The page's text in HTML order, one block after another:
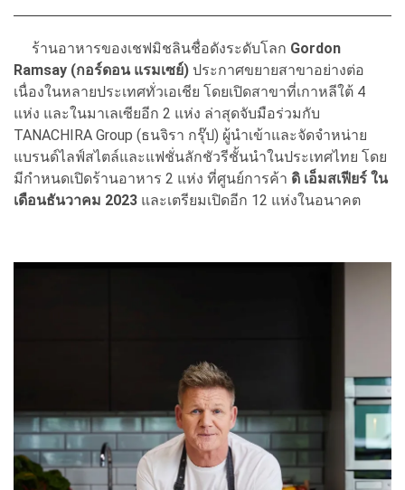
ร้านอาหารของเชฟมิชลินชื่อดังระดับโลก Gordon
Ramsay (กอร์ดอน แรมเซย์) ประกาศขยายสาขาอย่างต่อ
เนื่องในหลายประเทศทั่วเอเชีย โดยเปิดสาขาที่เกาหลีใต้ 4
แห่ง และในมาเลเซียอีก 2 แห่ง ล่าสุดจับมือร่วมกับ
TANACHIRA Group (ธนจิรา กรุ๊ป) ผู้นำเข้าและจัดจำหน่าย
แบรนด์ไลฟ์สไตล์และแฟชั่นลักชัวรีชั้นนำในประเทศไทย โดย
มีกำหนดเปิดร้านอาหาร 2 แห่ง ที่ศูนย์การค้า ดิ เอ็มสเฟียร์ ใน
เดือนธันวาคม 2023 และเตรียมเปิดอีก 12 แห่งในอนาคต